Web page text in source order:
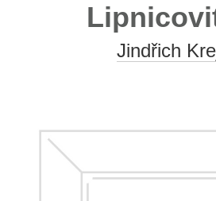
Jindřich